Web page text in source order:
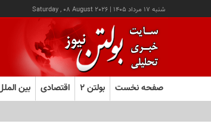
شنبه ۱۷ مرداد ۱۴۰۵ |
Saturday , 08 August 2026
صفحه نخست بولتن ۲ اقتصادی بین